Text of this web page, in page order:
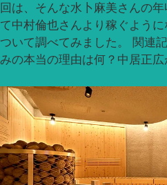
回は、そんな水卜麻美さんの
て中村倫也さんより稼ぐよう
ついて調べてみました。 関連
みの本当の理由は何？中居正